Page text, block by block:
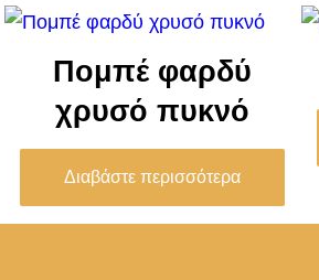
Πομπέ φαρδύ
χρυσό πυκνό
Διαβάστε περισσότερα